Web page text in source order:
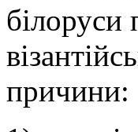
білоруси
причини: